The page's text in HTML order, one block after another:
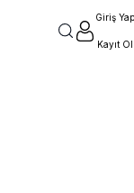
Giriş Yap
Kayıt Ol